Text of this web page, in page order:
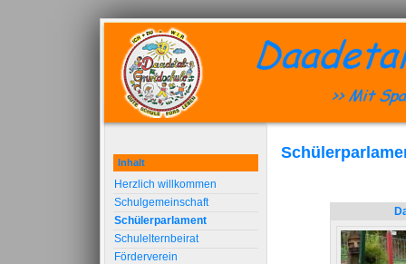
Inhalt
Herzlich willkommen
Schulgemeinschaft
Schülerparlament
Schulelternbeirat
Förderverein